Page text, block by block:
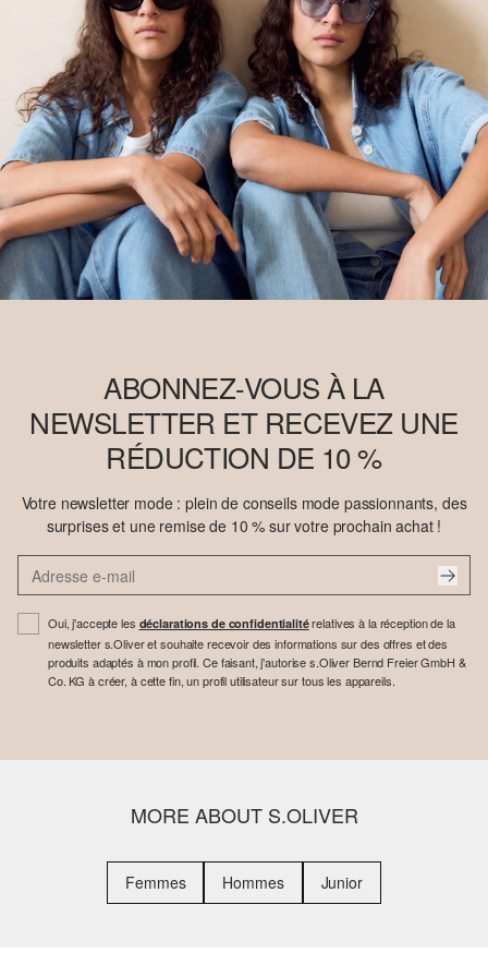
ABONNEZ-VOUS À LA
NEWSLETTER ET RECEVEZ UNE
RÉDUCTION DE 10 %
Votre newsletter mode : plein de conseils mode passionnants, des
surprises et une remise de 10 % sur votre prochain achat !
Oui, j'accepte les déclarations de confidentialitérelatives à la réception de la
newsletter s.Oliver et souhaite recevoir des informations sur des offres et des
produits adaptés à mon profil. Ce faisant, j'autorise s.Oliver Bernd Freier GmbH &
Co. KG à créer, à cette fin, un profil utilisateur sur tous les appareils.
MORE ABOUT S.OLIVER
Femmes Hommes Junior